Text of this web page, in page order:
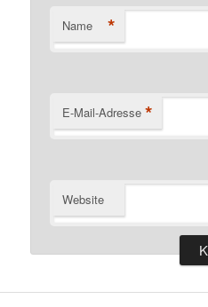
Name *
E-Mail-Adresse *
Website